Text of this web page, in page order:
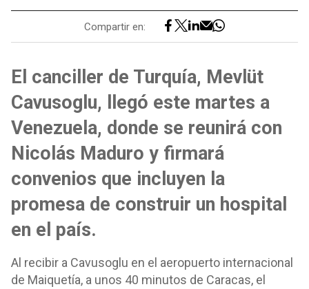
Compartir en:
El canciller de Turquía, Mevlüt
Cavusoglu, llegó este martes a
Venezuela, donde se reunirá con
Nicolás Maduro y firmará
convenios que incluyen la
promesa de construir un hospital
en el país.
Al recibir a Cavusoglu en el aeropuerto internacional
de Maiquetía, a unos 40 minutos de Caracas, el